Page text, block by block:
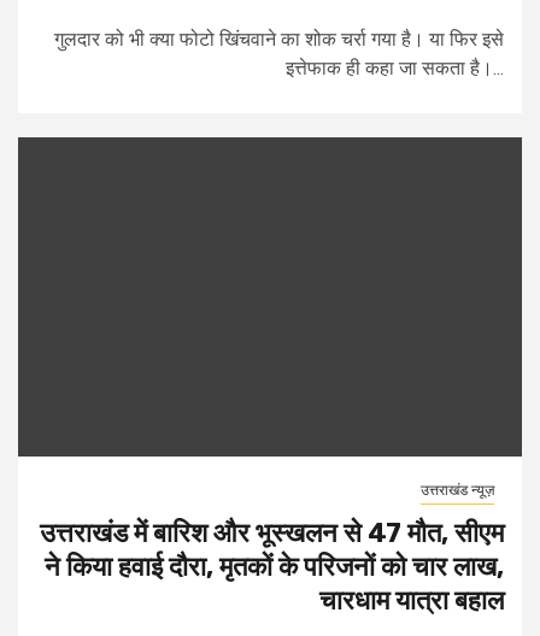
गुलदार को भी क्या फोटो खिंचवाने का शोक चर्रा गया है। या फिर इसे
इत्तेफाक ही कहा जा सकता है।...
उत्तराखंड न्यूज़
उत्तराखंड में बारिश और भूस्खलन से 47 मौत, सीएम
ने किया हवाई दौरा, मृतकों के परिजनों को चार लाख,
चारधाम यात्रा बहाल